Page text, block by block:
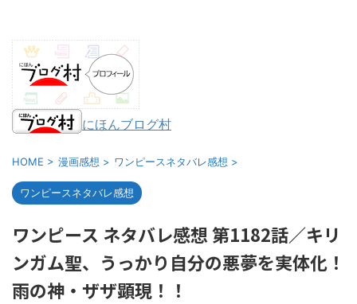
にほんブログ村
HOME > 漫画感想 > ワンピースネタバレ感想 >
ワンピースネタバレ感想
ワンピース ネタバレ感想 第1182話／キリ
ンガム聖、うっかり自分の悪夢を実体化！
雨の神・ザザ顕現！！